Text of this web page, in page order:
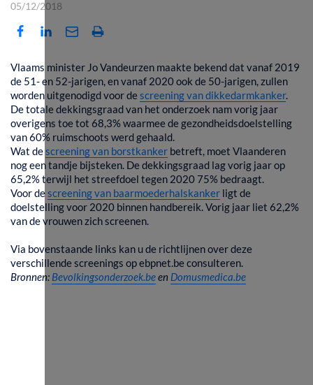
05/12/2018
Vlaams minister Jo Vandeurzen maakte bekend dat vanaf 2019
de 51- en 52-jarigen, en vanaf 2020 ook de 50-jarigen, zullen
worden uitgenodigd voor descreening van dikkedarmkanker.
De totale dekkingsgraad van het onderzoek nam vorig jaar
overigens toe tot 68,3% waarmee de gezondheidsdoelstelling
van 60% ruimschoots werd gehaald.
Wat descreening van borstkanker betreft, moet Vlaanderen
nog een tandje bijsteken. De dekkingsgraad lag vorig jaar op
65,2% terwijl het streefdoel tegen 2020 75% bedraagt.
Voor descreening van baarmoederhalskanker ligt de
doelstelling voor 2020 binnen handbereik. Vorig jaar liet 62,2%
van de vrouwen zich screenen.
Via bovenstaande links kan u de richtlijnen over deze
verschillende screenings op ebpnet.be consulteren.
Bronnen: Bevolkingsonderzoek.been Domusmedica.be